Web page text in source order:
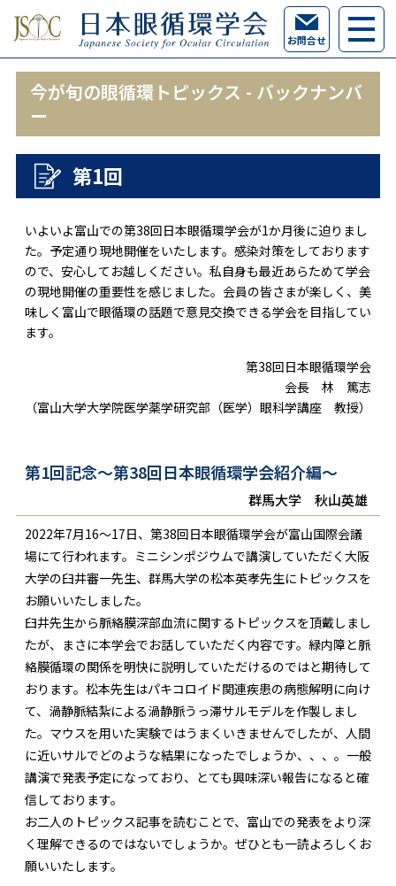
お問合せ
今が旬の眼循環トピックス - バックナンバ
ー
第1回
いよいよ富山での第38回日本眼循環学会が1か月後に迫りまし
た。予定通り現地開催をいたします。感染対策をしております
ので、安心してお越しください。私自身も最近あらためて学会
の現地開催の重要性を感じました。会員の皆さまが楽しく、美
味しく富山で眼循環の話題で意見交換できる学会を目指してい
ます。
第38回日本眼循環学会
会長 林 篤志
（富山大学大学院医学薬学研究部（医学）眼科学講座 教授）
第1回記念～第38回日本眼循環学会紹介編～
群馬大学 秋山英雄
2022年7月16～17日、第38回日本眼循環学会が富山国際会議
場にて行われます。ミニシンポジウムで講演していただく大阪
大学の臼井審一先生、群馬大学の松本英孝先生にトピックスを
お願いいたしました。
臼井先生から脈絡膜深部血流に関するトピックスを頂戴しまし
たが、まさに本学会でお話していただく内容です。緑内障と脈
絡膜循環の関係を明快に説明していただけるのではと期待して
おります。松本先生はパキコロイド関連疾患の病態解明に向け
て、渦静脈結紮による渦静脈うっ滞サルモデルを作製しまし
た。マウスを用いた実験ではうまくいきませんでしたが、人間
に近いサルでどのような結果になったでしょうか、、、。一般
講演で発表予定になっており、とても興味深い報告になると確
信しております。
お二人のトピックス記事を読むことで、富山での発表をより深
く理解できるのではないでしょうか。ぜひとも一読よろしくお
願いいたします。